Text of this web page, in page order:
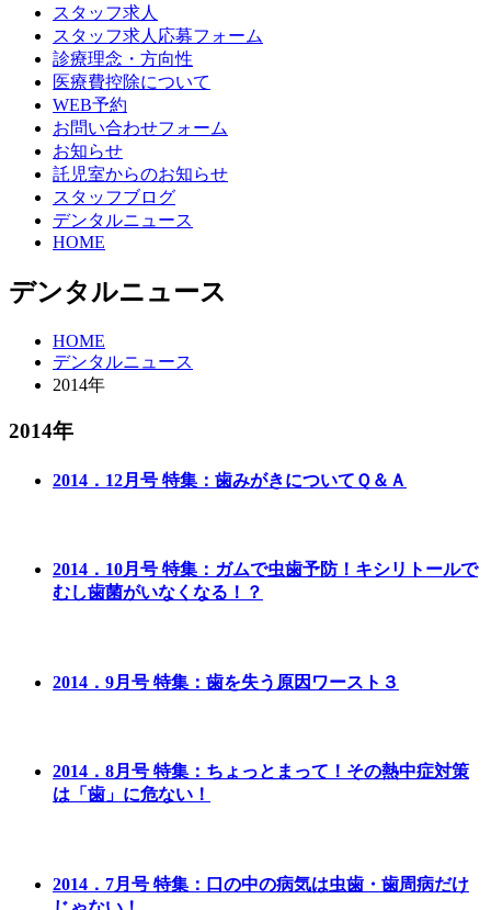
スタッフ求人
スタッフ求人応募フォーム
診療理念・方向性
医療費控除について
WEB予約
お問い合わせフォーム
お知らせ
託児室からのお知らせ
スタッフブログ
デンタルニュース
HOME
デンタルニュース
HOME
デンタルニュース
2014年
2014年
2014．12月号 特集：歯みがきについてＱ＆Ａ
2014．10月号 特集：ガムで虫歯予防！キシリトールで
むし歯菌がいなくなる！？
2014．9月号 特集：歯を失う原因ワースト３
2014．8月号 特集：ちょっとまって！その熱中症対策
は「歯」に危ない！
2014．7月号 特集：口の中の病気は虫歯・歯周病だけ